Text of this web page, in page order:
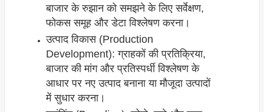
बाजार के रुझान को समझने के लिए सर्वेक्षण,
फोकस समूह और डेटा विश्लेषण करना।
उत्पाद विकास (Production
Development): ग्राहकों की प्रतिक्रिया,
बाजार की मांग और प्रतिस्पर्धी विश्लेषण के
आधार पर नए उत्पाद बनाना या मौजूदा उत्पादों
में सुधार करना।